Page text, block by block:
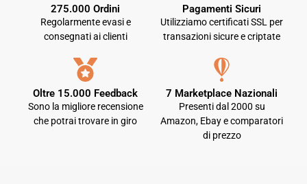
275.000 Ordini
Regolarmente evasi e
consegnati ai clienti
Pagamenti Sicuri
Utilizziamo certificati SSL per
transazioni sicure e criptate
Oltre 15.000 Feedback
Sono la migliore recensione
che potrai trovare in giro
7 Marketplace Nazionali
Presenti dal 2000 su
Amazon, Ebay e comparatori
di prezzo